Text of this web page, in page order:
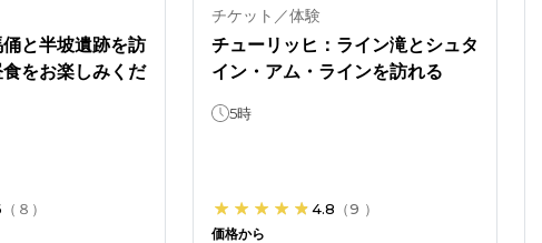
と半坡遺跡を訪
をお楽しみくだ
（ ８ ）
チケット／体験
チューリッヒ：ライン滝とシュタ
イン・アム・ラインを訪れる
5時
4.8 （9 ）
価格から